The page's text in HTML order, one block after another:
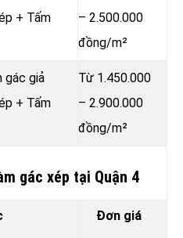
+ Tấm
– 2.500.000
đồng/m²
gác giả
+ Tấm
Từ 1.450.000
– 2.900.000
đồng/m²
gác xép tại Quận 4
Đơn giá